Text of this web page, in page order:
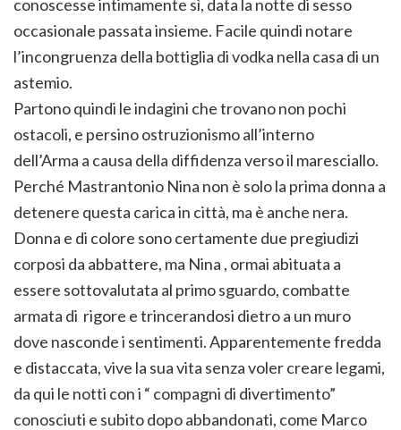
conoscesse intimamente sì, data la notte di sesso
occasionale passata insieme. Facile quindi notare
l’incongruenza della bottiglia di vodka nella casa di un
astemio.
Partono quindi le indagini che trovano non pochi
ostacoli, e persino ostruzionismo all’interno
dell’Arma a causa della diffidenza verso il maresciallo.
Perché Mastrantonio Nina non è solo la prima donna a
detenere questa carica in città, ma è anche nera.
Donna e di colore sono certamente due pregiudizi
corposi da abbattere, ma Nina , ormai abituata a
essere sottovalutata al primo sguardo, combatte
armata di rigore e trincerandosi dietro a un muro
dove nasconde i sentimenti. Apparentemente fredda
e distaccata, vive la sua vita senza voler creare legami,
da qui le notti con i “ compagni di divertimento”
conosciuti e subito dopo abbandonati, come Marco